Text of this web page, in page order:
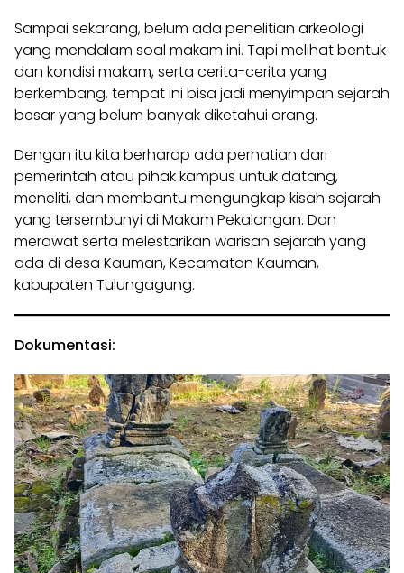
Sampai sekarang, belum ada penelitian arkeologi
yang mendalam soal makam ini. Tapi melihat bentuk
dan kondisi makam, serta cerita-cerita yang
berkembang, tempat ini bisa jadi menyimpan sejarah
besar yang belum banyak diketahui orang.
Dengan itu kita berharap ada perhatian dari
pemerintah atau pihak kampus untuk datang,
meneliti, dan membantu mengungkap kisah sejarah
yang tersembunyi di Makam Pekalongan. Dan
merawat serta melestarikan warisan sejarah yang
ada di desa Kauman, Kecamatan Kauman,
kabupaten Tulungagung.
Dokumentasi: